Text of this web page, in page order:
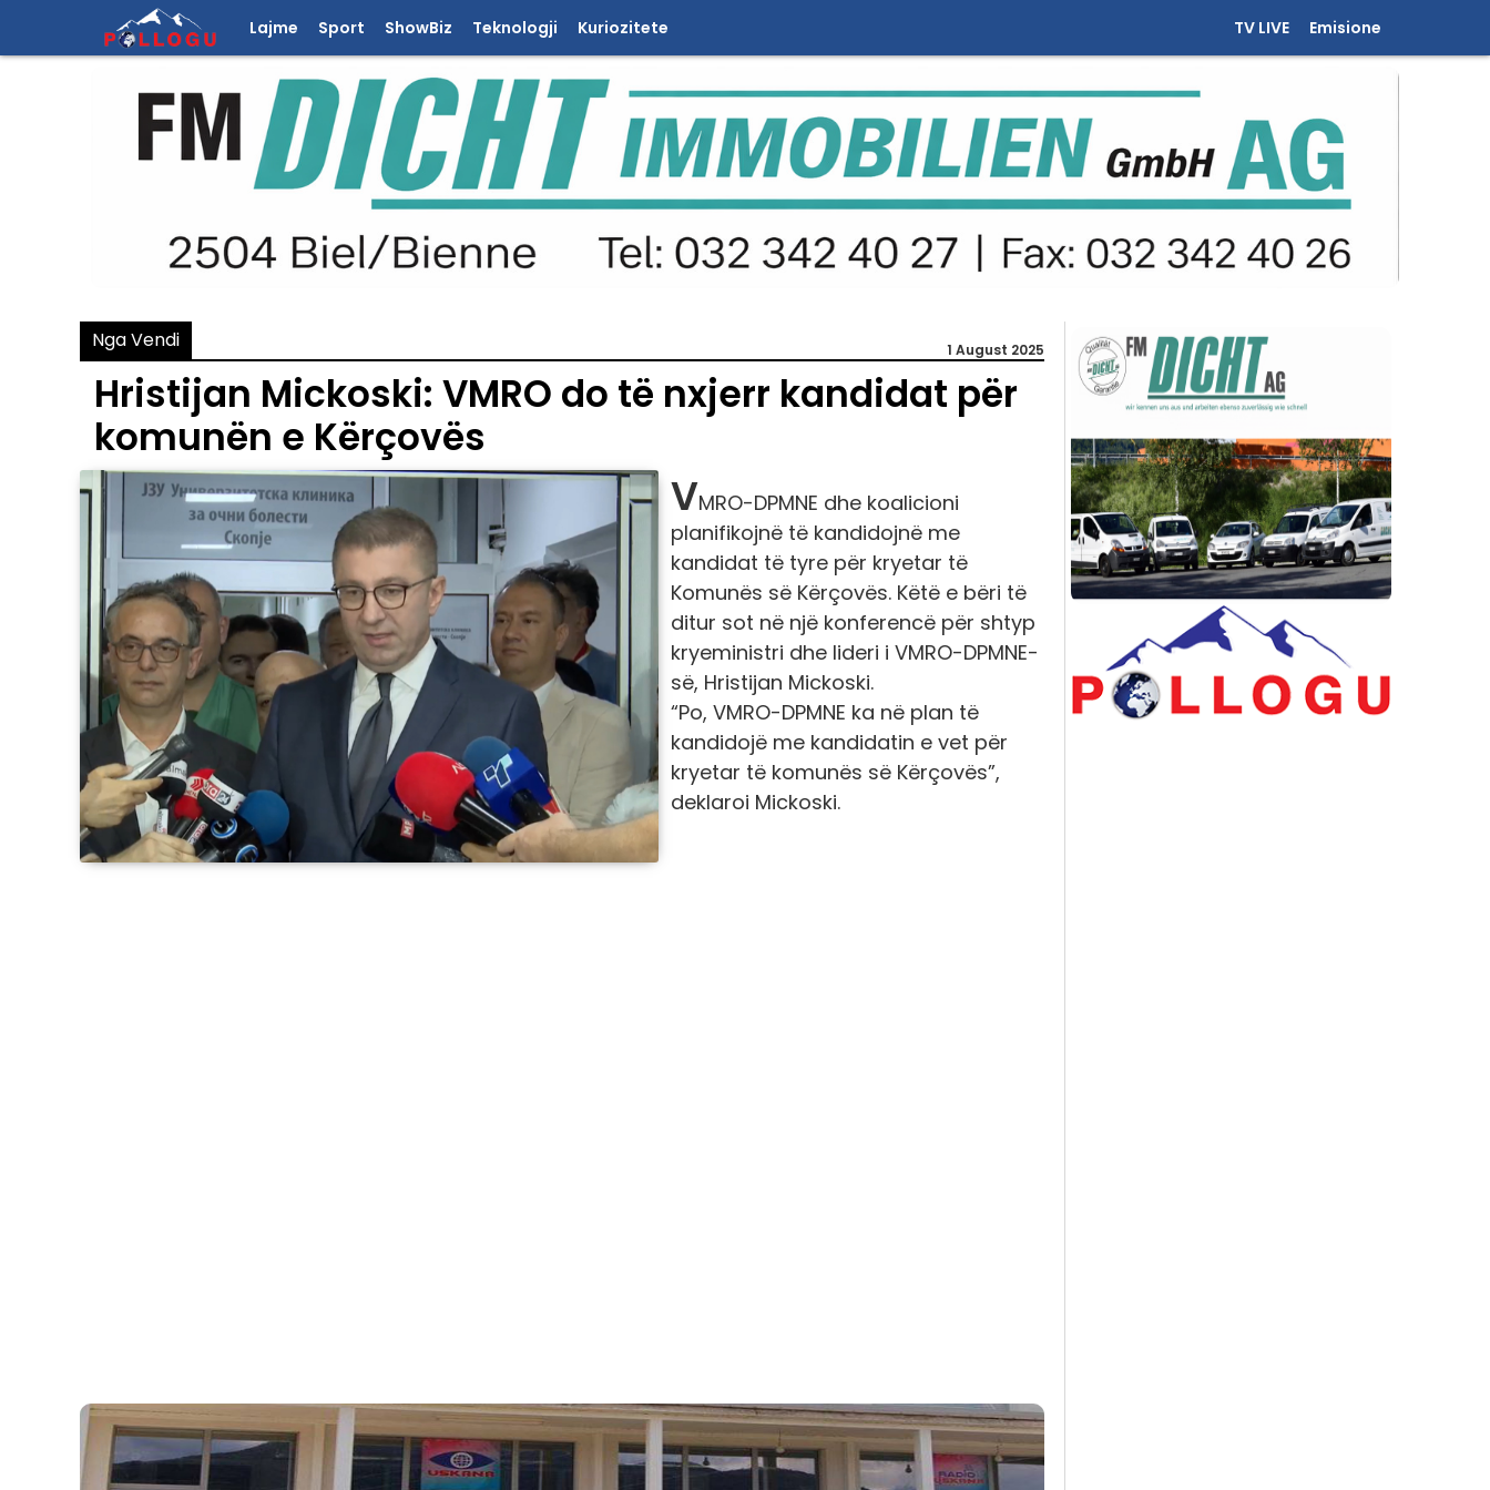
Lajme Sport ShowBiz Teknologji Kuriozitete TV LIVE Emisione
Nga Vendi 1 August 2025
Hristijan Mickoski: VMRO do të nxjerr kandidat për
komunën e Kërçovës
VMRO-DPMNE dhe koalicioni
planifikojnë të kandidojnë me
kandidat të tyre për kryetar të
Komunës së Kërçovës. Këtë e bëri të
ditur sot në një konferencë për shtyp
kryeministri dhe lideri i VMRO-DPMNE-
së, Hristijan Mickoski.
“Po, VMRO-DPMNE ka në plan të
kandidojë me kandidatin e vet për
kryetar të komunës së Kërçovës”,
deklaroi Mickoski.